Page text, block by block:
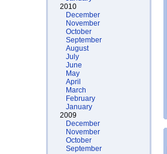
2010
December
November
October
September
August
July
June
May
April
March
February
January
2009
December
November
October
September